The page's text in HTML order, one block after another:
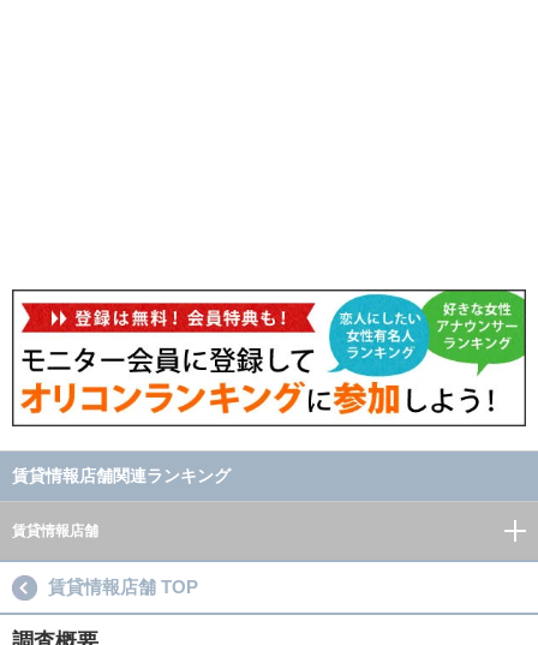
賃貸情報店舗関連ランキング
賃貸情報店舗
賃貸情報店舗 TOP